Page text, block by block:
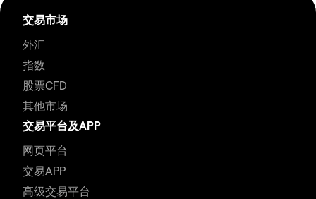
交易市场
外汇
指数
股票CFD
其他市场
交易平台及APP
网页平台
交易APP
高级交易平台